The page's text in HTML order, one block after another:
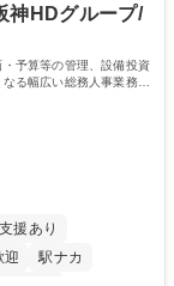
コーポレート部門）
神HDグループ/
予算等の管理、設備投資
る幅広い総務人事業務全
援あり
迎
駅ナカ